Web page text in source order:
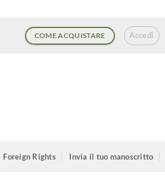
COME ACQUISTARE Accedi
Foreign Rights Invia il tuo manoscritto